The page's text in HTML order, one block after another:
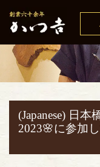
(Japanese) 日
2023🌸に参加